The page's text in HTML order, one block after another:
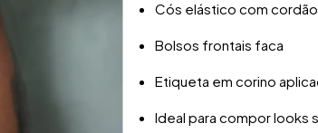
Cós elástico com
Bolsos frontais faca
Etiqueta em corino
Ideal para compor